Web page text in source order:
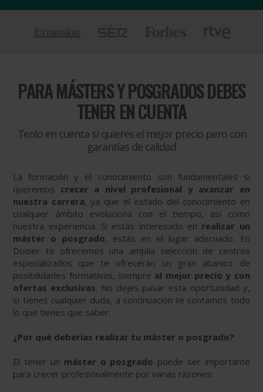
PARAMÁSTERS Y POSGRADOS DEBES
TENER EN CUENTA
Tenlo en cuenta si quieres el mejor precio pero con
garantías de calidad
La formación y el conocimiento son fundamentales si
queremos crecer a nivel profesional y avanzar en
nuestra carrera, ya que el estado del conocimiento en
cualquier ámbito evoluciona con el tiempo, así como
nuestra experiencia. Si estás interesado en realizar un
máster o posgrado, estás en el lugar adecuado. En
Doiser te ofrecemos una amplia selección de centros
especializados que te ofrecerán un gran abanico de
posibilidades formativas, siempre al mejor precio y con
ofertas exclusivas. No dejes pasar esta oportunidad y,
si tienes cualquier duda, a continuación te contamos todo
lo que tienes que saber.
¿Por qué deberías realizar tu máster o posgrado?
El tener un máster o posgrado puede ser importante
para crecer profesionalmente por varias razones: